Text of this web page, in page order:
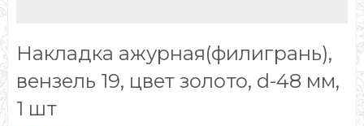
Накладка ажурная(филигрань),
вензель 19, цвет золото, d-48 мм,
1 шт